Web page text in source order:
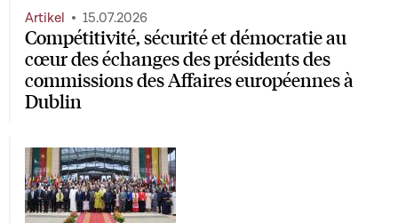
Compétitivité, sécurité et démocratie au
cœur des échanges des présidents des
commissions des Affaires européennes à
Dublin
Artikel 15.07.2026